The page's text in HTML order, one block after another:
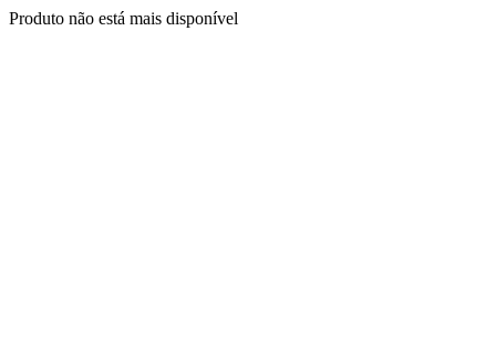
Produto não está mais disponível